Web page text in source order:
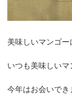
美味しいマンゴー
いつも美味しいマ
今年はお会いでき